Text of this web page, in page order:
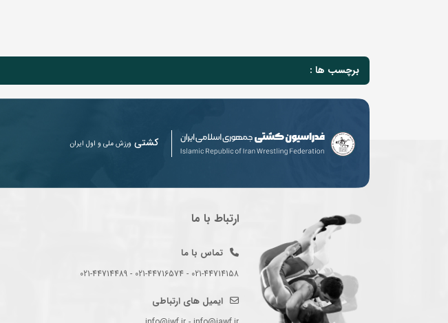
برچسب ها :
کشتی ورزش ملی و اول ایران
ارتباط با ما
تماس با ما
021-44714158 - 021-44716574 - 021-44714489
ایمیل های ارتباطی